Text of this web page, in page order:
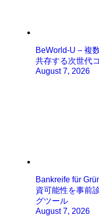
BeWorld-U – 複
共存する次世代
August 7, 2026
Bankreife für
資可能性を事前
グツール
August 7, 2026